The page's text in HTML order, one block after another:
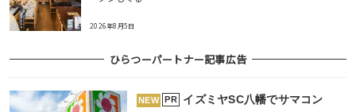
2026年8月5日
ひらつーパートナー記事広告
NEW PR イズミヤSC八幡でサマコン